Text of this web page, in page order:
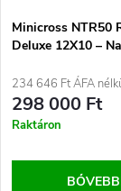
Minicross NTR50
Deluxe 12X10 –
234 646 Ft ÁFA
298 000 Ft
Raktáron